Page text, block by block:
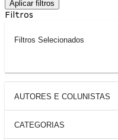
Aplicar filtros
Filtros
Filtros Selecionados
AUTORES E COLUNISTAS
CATEGORIAS